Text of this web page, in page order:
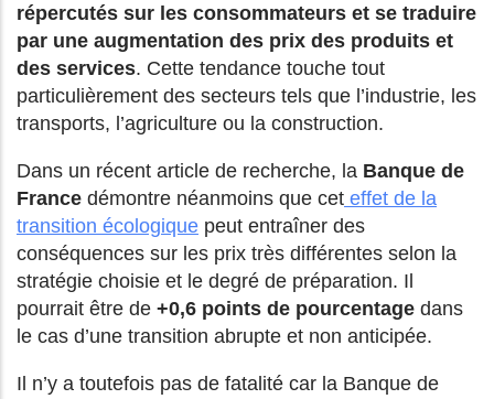
répercutés sur les consommateurs et se traduire
par une augmentation des prix des produits et
des services. Cette tendance touche tout
particulièrement des secteurs tels que l’industrie, les
transports, l’agriculture ou la construction.
Dans un récent article de recherche, la Banque de
France démontre néanmoins que cet effet de la
transition écologique peut entraîner des
conséquences sur les prix très différentes selon la
stratégie choisie et le degré de préparation. Il
pourrait être de +0,6 points de pourcentage dans
le cas d’une transition abrupte et non anticipée.
Il n’y a toutefois pas de fatalité car la Banque de